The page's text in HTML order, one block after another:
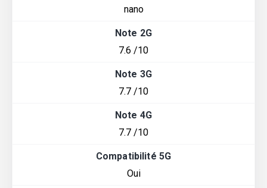
nano
Note 2G
7.6 /10
Note 3G
7.7 /10
Note 4G
7.7 /10
Compatibilité 5G
Oui